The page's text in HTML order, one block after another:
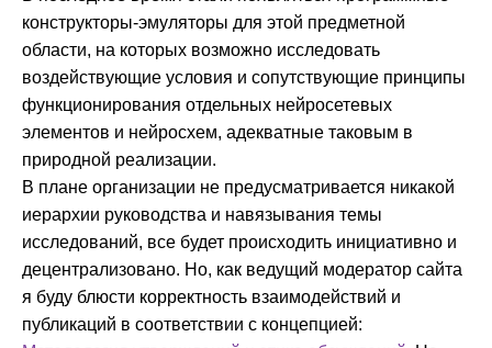
конструкторы-эмуляторы для этой предметной
области, на которых возможно исследовать
воздействующие условия и сопутствующие принципы
функционирования отдельных нейросетевых
элементов и нейросхем, адекватные таковым в
природной реализации.
В плане организации не предусматривается никакой
иерархии руководства и навязывания темы
исследований, все будет происходить инициативно и
децентрализовано. Но, как ведущий модератор сайта
я буду блюсти корректность взаимодействий и
публикаций в соответствии с концепцией: